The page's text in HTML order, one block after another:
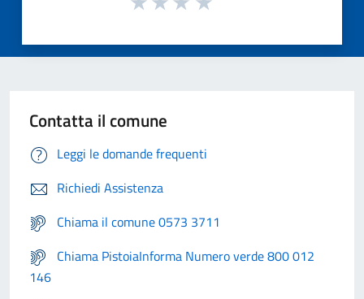
Contatta il comune
Leggi le domande frequenti
Richiedi Assistenza
Chiama il comune 0573 3711
Chiama PistoiaInforma Numero verde 800 012
146